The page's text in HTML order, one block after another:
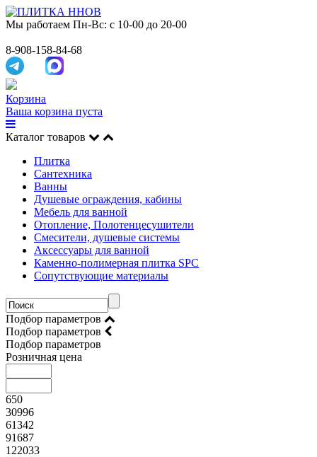
Мы работаем Пн-Вс: с 10-00 до 20-00
8-908-158-84-68
Корзина
Ваша корзина пуста
Каталог товаров
Плитка
Сантехника
Ванны
Душевые ограждения, кабины
Мебель для ванной
Отопление, Полотенцесушители
Смесители, душевые системы
Аксессуары для ванной
Каменно-полимерная плитка SPC
Сопутствующие материалы
Подбор параметров
Подбор параметров
Подбор параметров
Розничная цена
650
30996
61342
91687
122033